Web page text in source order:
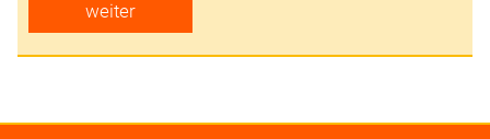
weiter